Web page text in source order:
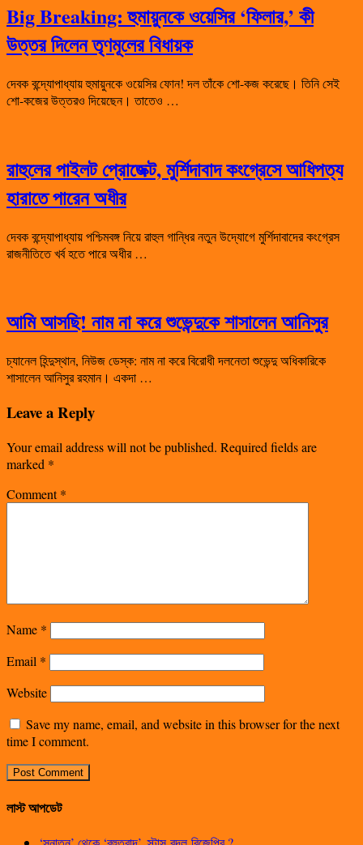
Big Breaking: হুমায়ুনকে ওয়েসির ‘ফিলার,’ কী
উত্তর দিলেন তৃণমূলের বিধায়ক
দেবক বন্দ্যোপাধ্যায় হুমায়ুনকে ওয়েসির ফোন! দল তাঁকে শো-কজ করেছে। তিনি সেই
শো-কজের উত্তরও দিয়েছেন। তাতেও …
রাহুলের পাইলট প্রোজেক্ট, মুর্শিদাবাদ কংগ্রেসে আধিপত্য
হারাতে পারেন অধীর
দেবক বন্দ্যোপাধ্যায় পশ্চিমবঙ্গ নিয়ে রাহুল গান্ধির নতুন উদ্যোগে মুর্শিদাবাদের কংগ্রেস
রাজনীতিতে খর্ব হতে পারে অধীর …
আমি আসছি! নাম না করে শুভেন্দুকে শাসালেন আনিসুর
চ্যানেল হিন্দুস্থান, নিউজ ডেস্ক: নাম না করে বিরোধী দলনেতা শুভেন্দু অধিকারিকে
শাসালেন আনিসুর রহমান। একদা …
Leave a Reply
Your email address will not be published. Required fields are
marked *
Comment*
Name *
Email *
Website
Save my name, email, and website in this browser for the next
time I comment.
লাস্ট আপডেট